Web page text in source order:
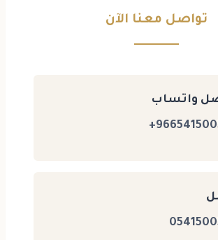
تواصل معنا الآن
واتساب